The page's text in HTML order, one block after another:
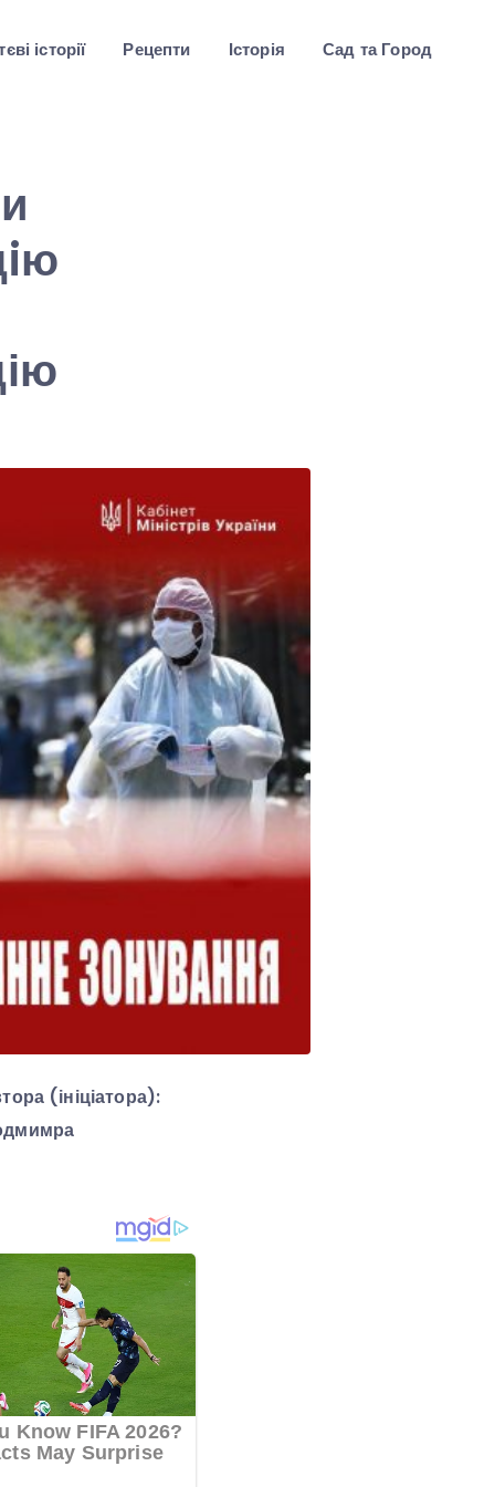
історії Рецепти Історія Сад та Город
(ініціатора):